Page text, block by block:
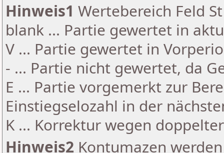
Hinweis1 Wertebereich Feld
blank ... Partie gewertet in
V ... Partie gewertet in
- ... Partie nicht gewertet, da
E ... Partie vorgemerkt zur
Einstiegselozahl in der
K ... Korrektur wegen
Hinweis2 Kontumazen